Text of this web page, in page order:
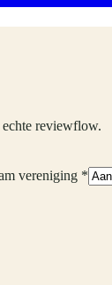
reviewflow.
vereniging *